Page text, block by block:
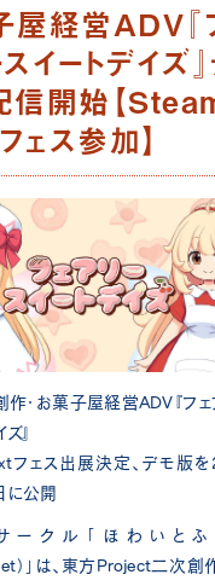
屋経営ADV『
イートデイズ
信開始【
ェス参加】
・お菓子屋経営ADV『フェ
』
フェス出展決定、デモ版
公開
ークル「ほわいとふ
）」は、東方Project二次創